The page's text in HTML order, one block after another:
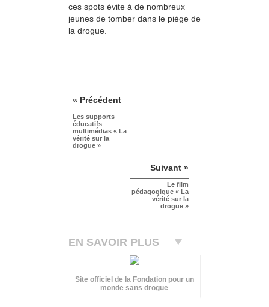
ces spots évite à de nombreux
jeunes de tomber dans le piège de
la drogue.
« Précédent
Les supports
éducatifs
multimédias « La
vérité sur la
drogue »
Suivant »
Le film
pédagogique « La
vérité sur la
drogue »
EN SAVOIR PLUS
Site officiel de la Fondation pour un
monde sans drogue